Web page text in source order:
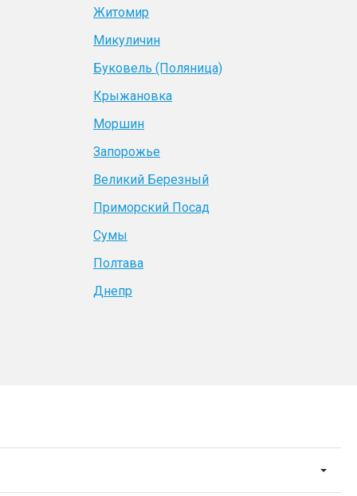
Житомир
Микуличин
Буковель (Поляница)
Крыжановка
Моршин
Запорожье
Великий Березный
Приморский Посад
Сумы
Полтава
Днепр